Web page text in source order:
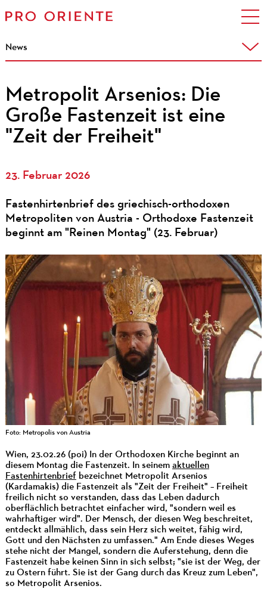
News
Metropolit Arsenios: Die
Große Fastenzeit ist eine
"Zeit der Freiheit"
23. Februar 2026
Fastenhirtenbrief des griechisch-orthodoxen
Metropoliten von Austria - Orthodoxe Fastenzeit
beginnt am "Reinen Montag" (23. Februar)
Foto: Metropolis von Austria
Wien, 23.02.26 (poi) In der Orthodoxen Kirche beginnt an
diesem Montag die Fastenzeit. In seinem aktuellen
Fastenhirtenbrief bezeichnet Metropolit Arsenios
(Kardamakis) die Fastenzeit als "Zeit der Freiheit" – Freiheit
freilich nicht so verstanden, dass das Leben dadurch
oberflächlich betrachtet einfacher wird, "sondern weil es
wahrhaftiger wird". Der Mensch, der diesen Weg beschreitet,
entdeckt allmählich, dass sein Herz sich weitet, fähig wird,
Gott und den Nächsten zu umfassen." Am Ende dieses Weges
stehe nicht der Mangel, sondern die Auferstehung, denn die
Fastenzeit habe keinen Sinn in sich selbst; "sie ist der Weg, der
zu Ostern führt. Sie ist der Gang durch das Kreuz zum Leben",
so Metropolit Arsenios.